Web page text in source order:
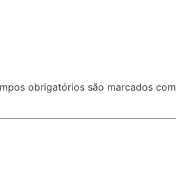
obrigatórios são marcados com